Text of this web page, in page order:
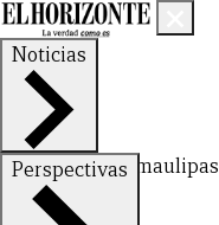
Noticias
Nuevo LeónTamaulipas
Perspectivas